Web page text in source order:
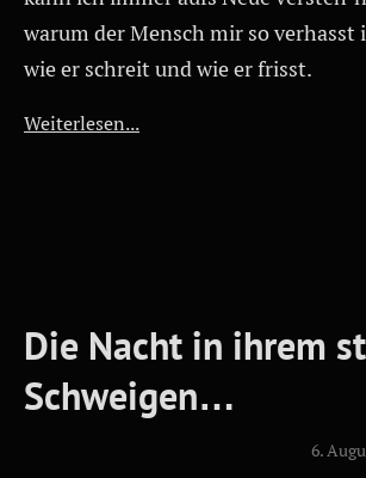
warum der Mensch mir so verhasst
wie er schreit und wie er frisst.
Weiterlesen...
Die Nacht in ihrem
Schweigen…
6.